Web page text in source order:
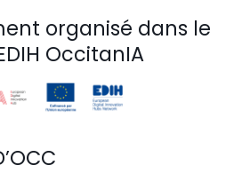
organisé dans le
OccitanIA